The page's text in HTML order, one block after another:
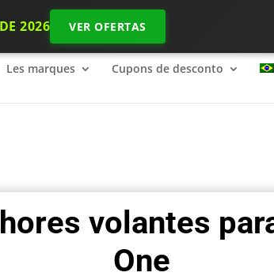
2026 VER OFERTAS
Qual é o equipamento necessário para começar
Les marques Cupons de desconto
volantes
One